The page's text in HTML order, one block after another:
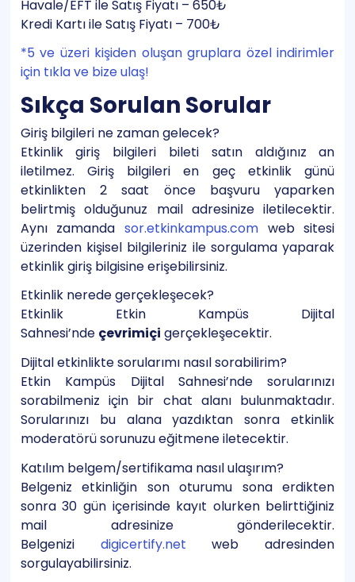
Havale/EFT ile Satış Fiyatı – 650₺
Kredi Kartı ile Satış Fiyatı – 700₺
*5 ve üzeri kişiden oluşan gruplara özel indirimler
için tıkla ve bize ulaş!
Sıkça Sorulan Sorular
Giriş bilgileri ne zaman gelecek?
Etkinlik giriş bilgileri bileti satın aldığınız an
iletilmez. Giriş bilgileri en geç etkinlik günü
etkinlikten 2 saat önce başvuru yaparken
belirtmiş olduğunuz mail adresinize iletilecektir.
Aynı zamanda sor.etkinkampus.com web sitesi
üzerinden kişisel bilgileriniz ile sorgulama yaparak
etkinlik giriş bilgisine erişebilirsiniz.
Etkinlik nerede gerçekleşecek?
Etkinlik Etkin Kampüs Dijital
Sahnesi’nde çevrimiçi gerçekleşecektir.
Dijital etkinlikte sorularımı nasıl sorabilirim?
Etkin Kampüs Dijital Sahnesi’nde sorularınızı
sorabilmeniz için bir chat alanı bulunmaktadır.
Sorularınızı bu alana yazdıktan sonra etkinlik
moderatörü sorunuzu eğitmene iletecektir.
Katılım belgem/sertifikama nasıl ulaşırım?
Belgeniz etkinliğin son oturumu sona erdikten
sonra 30 gün içerisinde kayıt olurken belirttiğiniz
mail adresinize gönderilecektir.
Belgenizi digicertify.net web adresinden
sorgulayabilirsiniz.